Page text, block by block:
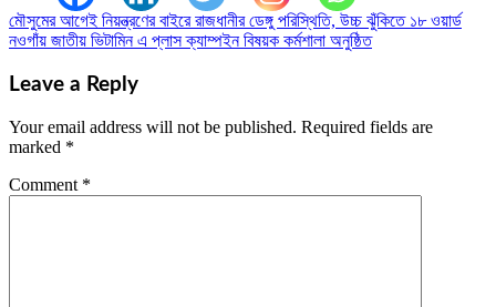
Post
navigation
মৌসুমের আগেই নিয়ন্ত্রণের বাইরে রাজধানীর ডেঙ্গু পরিস্থিতি, উচ্চ ঝুঁকিতে ১৮ ওয়ার্ড
নওগাঁয় জাতীয় ভিটামিন এ প্লাস ক্যাম্পইন বিষয়ক কর্মশালা অনুষ্ঠিত
Leave a Reply
Your email address will not be published. Required fields are
marked *
Comment *